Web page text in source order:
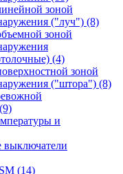
зоной
("луч") (8)
зоной
(4)
зоной
("штора") (8)
(9)
и
(14)